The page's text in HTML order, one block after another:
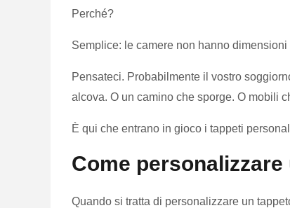
Perché?
Semplice: le camere non hanno dimensioni
Pensateci. Probabilmente il vostro
alcova. O un camino che sporge. O mobili
È qui che entrano in gioco i tappeti
Come
Quando si tratta di personalizzare un